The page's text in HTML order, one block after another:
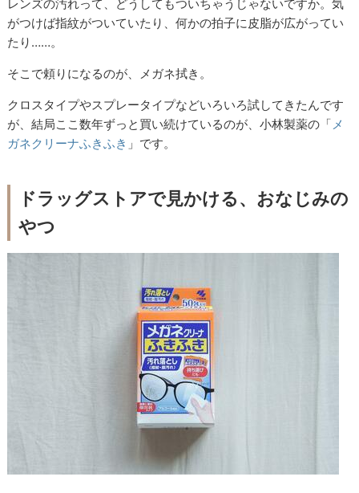
レンズの汚れって、どうしてもついちゃうじゃないですか。気
がつけば指紋がついていたり、何かの拍子に皮脂が広がってい
たり……。
そこで頼りになるのが、メガネ拭き。
クロスタイプやスプレータイプなどいろいろ試してきたんです
が、結局ここ数年ずっと買い続けているのが、小林製薬の「 メ
ガネクリーナふきふき 」です。
ドラッグストアで見かける、おなじみの
やつ